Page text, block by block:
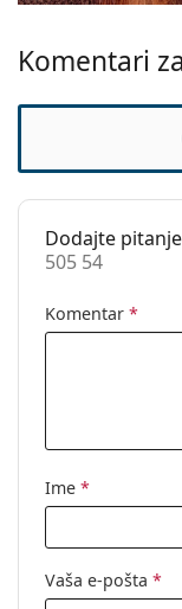
Prilagodljivi
Kutijica:
Ostalo
Marka:
Kod:
Komentari
Dodajte
505 54
Komentar *
Ime *
Vaša e-pošta *